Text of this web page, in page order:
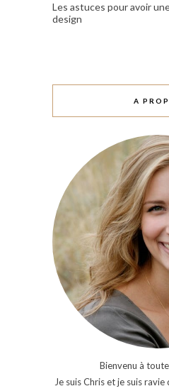
Les astuces pour avoir
design
A
Bienvenu à
Je suis Chris et je suis